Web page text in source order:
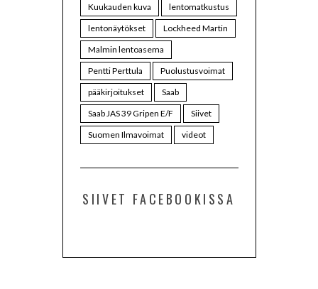
Kuukauden kuva
lentomatkustus
lentonäytökset
Lockheed Martin
Malmin lentoasema
Pentti Perttula
Puolustusvoimat
pääkirjoitukset
Saab
Saab JAS 39 Gripen E/F
Siivet
Suomen Ilmavoimat
videot
SIIVET FACEBOOKISSA